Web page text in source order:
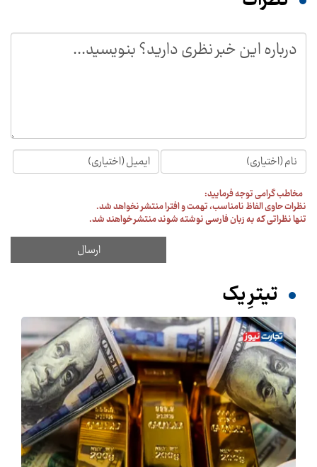
مخاطب گرامی توجه فرمایید:
نظرات حاوی الفاظ نامناسب، تهمت و افترا منتشر نخواهد شد.
تنها نظراتی که به زبان فارسی نوشته شوند منتشر خواهند شد.
تیترِ یک